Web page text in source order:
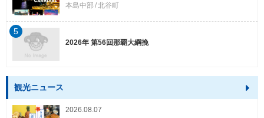
本島中部 北谷町
2026年 第56回那覇大綱挽
5
観光ニュース
2026.08.07